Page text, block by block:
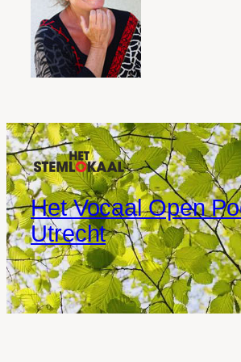
Het Vocaal Open
Utrecht